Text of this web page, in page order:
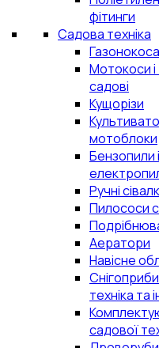
фітинги
Садова техніка
Мотокоси
садові
Кущорізи
мотоблоки
Бензопили і
Ручні
Пилососи
Аератори
Навісне
техніка та
садової